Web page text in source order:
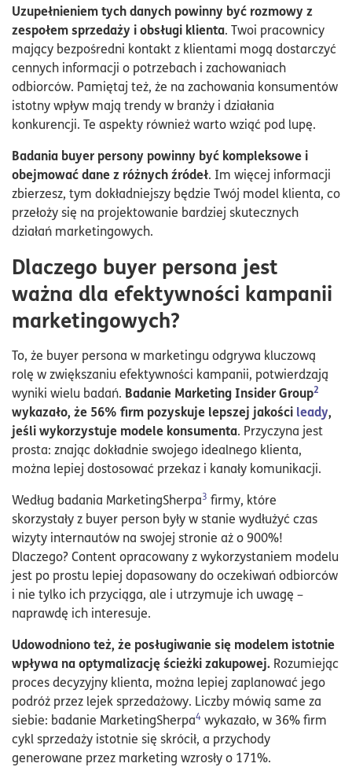
Uzupełnieniem tych danych powinny być rozmowy z
zespołem sprzedaży i obsługi klienta. Twoi pracownicy
mający bezpośredni kontakt z klientami mogą dostarczyć
cennych informacji o potrzebach i zachowaniach
odbiorców. Pamiętaj też, że na zachowania konsumentów
istotny wpływ mają trendy w branży i działania
konkurencji. Te aspekty również warto wziąć pod lupę.
Badania buyer persony powinny być kompleksowe i
obejmować dane z różnych źródeł. Im więcej informacji
zbierzesz, tym dokładniejszy będzie Twój model klienta, co
przełoży się na projektowanie bardziej skutecznych
działań marketingowych.
Dlaczego buyer persona jest
ważna dla efektywności kampanii
marketingowych?
To, że buyer persona w marketingu odgrywa kluczową
rolę w zwiększaniu efektywności kampanii, potwierdzają
wyniki wielu badań. Badanie Marketing Insider Group2
wykazało, że 56% firm pozyskuje lepszej jakości leady,
jeśli wykorzystuje modele konsumenta. Przyczyna jest
prosta: znając dokładnie swojego idealnego klienta,
można lepiej dostosować przekaz i kanały komunikacji.
Według badania MarketingSherpa3 firmy, które
skorzystały z buyer person były w stanie wydłużyć czas
wizyty internautów na swojej stronie aż o 900%!
Dlaczego? Content opracowany z wykorzystaniem modelu
jest po prostu lepiej dopasowany do oczekiwań odbiorców
i nie tylko ich przyciąga, ale i utrzymuje ich uwagę –
naprawdę ich interesuje.
Udowodniono też, że posługiwanie się modelem istotnie
wpływa na optymalizację ścieżki zakupowej. Rozumiejąc
proces decyzyjny klienta, można lepiej zaplanować jego
podróż przez lejek sprzedażowy. Liczby mówią same za
siebie: badanie MarketingSherpa4 wykazało, w 36% firm
cykl sprzedaży istotnie się skrócił, a przychody
generowane przez marketing wzrosły o 171%.